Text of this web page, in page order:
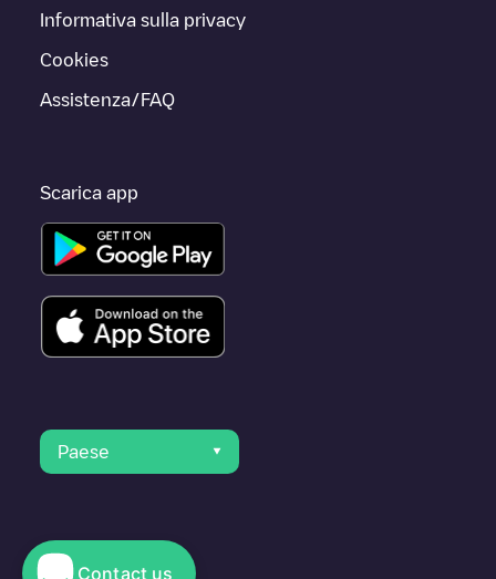
Informativa sulla privacy
Cookies
Assistenza/FAQ
Scarica app
Paese
© 2023 Electromaps
Contact us